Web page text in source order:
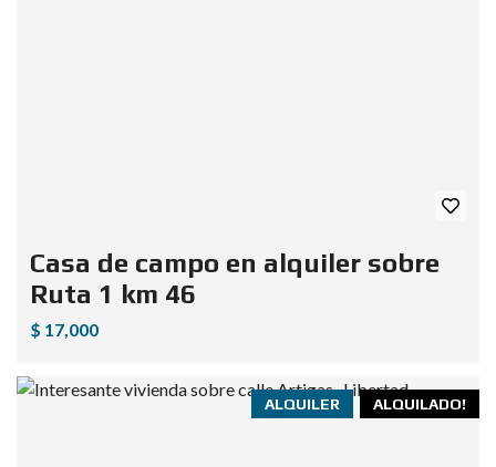
Casa de campo en alquiler sobre
Ruta 1 km 46
$ 17,000
ALQUILADO!
ALQUILER